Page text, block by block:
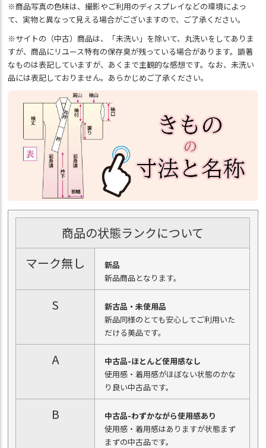
※商品写真の色味は、撮影やご利用のディスプレイなどの環境によっ
て、実物と異なって見える場合がございますので、ご了承ください。
※サイトの（中古）商品は、「未洗い」を除いて、丸洗いをしてありま
すが、商品にリユース特有の保存臭が残っている場合があります。顕著
なものは表記していますが、あくまで主観的な感想です。なお、未洗い
品には表記しておりません。あらかじめご了承ください。
商品の状態ランクについて
マーク無し
新品
新品商品となります。
S
新古品・未使用品
新品同様のとても安心してご利用いた
だける美品です。
A
中古品-ほとんど使用感なし
使用感・着用感がほぼない状態のかな
り良い中古品です。
B
中古品-わずかながら使用感あり
使用感・着用感はありますが状態まず
まずの中古品です。